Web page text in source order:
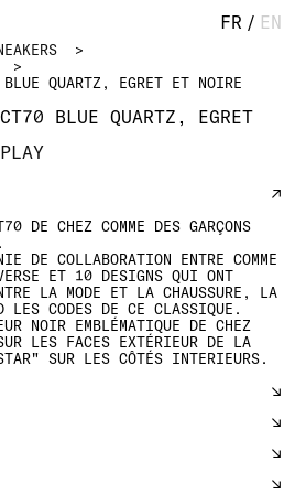
FR / EN
BLUE QUARTZ, EGRET ET NOIRE
CT70 BLUE QUARTZ, EGRET
DE CHEZ COMME DES GARÇONS
DE COLLABORATION ENTRE COMME
ET 10 DESIGNS QUI ONT
LA MODE ET LA CHAUSSURE, LA
LES CODES DE CE CLASSIQUE.
NOIR EMBLÉMATIQUE DE CHEZ
LES FACES EXTÉRIEUR DE LA
SUR LES CÔTÉS INTERIEURS.